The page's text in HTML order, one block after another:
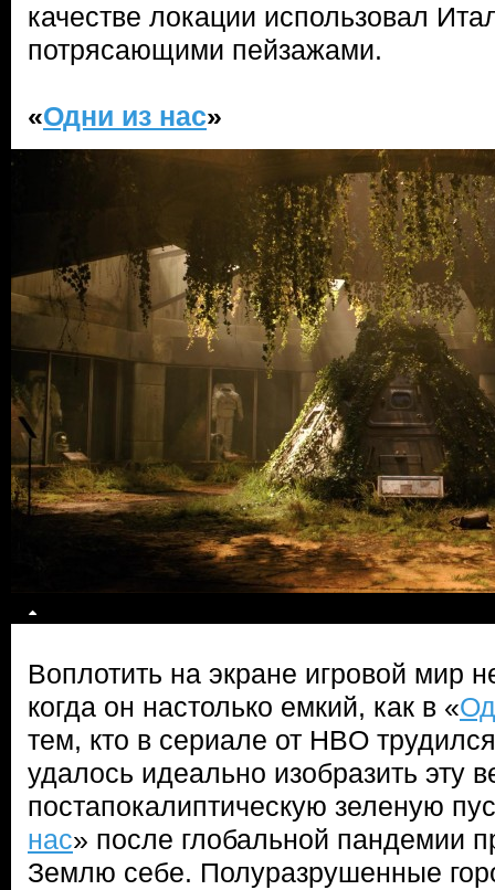
качестве локации использовал
потрясающими пейзажами.
«Одни из нас»
Воплотить на экране игровой мир
когда он настолько емкий, как в «
тем, кто в сериале от HBO
удалось идеально изобразить эту
постапокалиптическую зеленую
нас» после глобальной пандемии
Землю себе. Полуразрушенные